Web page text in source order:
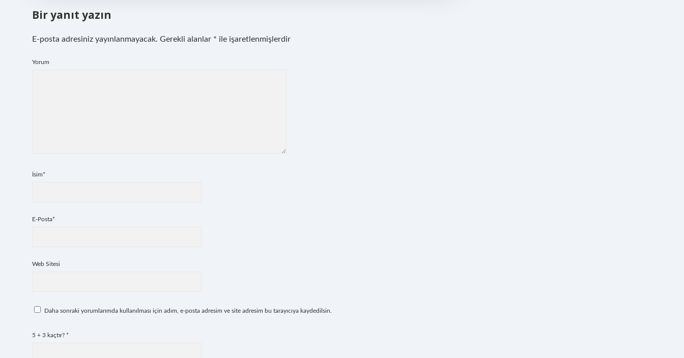
Bir yanıt yazın
E-posta adresiniz yayınlanmayacak. Gerekli alanlar * ile işaretlenmişlerdir
Yorum
İsim*
E-Posta*
Web Sitesi
Daha sonraki yorumlarımda kullanılması için adım, e-posta adresim ve site adresim bu tarayıcıya kaydedilsin.
5 + 3 kaçtır? *